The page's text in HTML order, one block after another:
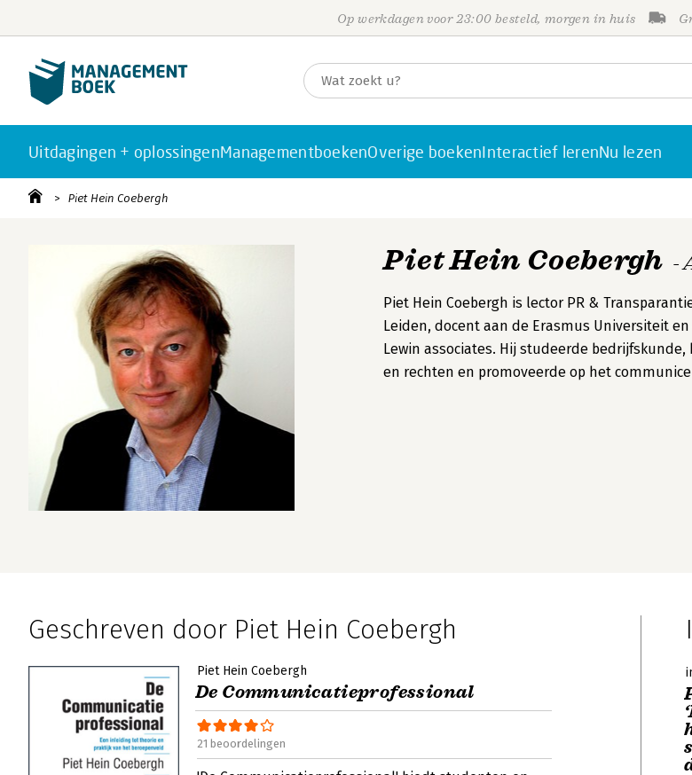
Op werkdagen voor 23:00 besteld, morgen in huis
Uitdagingen + oplossingenManagementboekenOverige boekenInteractief lerenNu lezen
Piet Hein Coebergh
Piet Hein Coebergh -
Piet Hein Coebergh is lector PR &
Leiden, docent aan de Erasmus Universiteit
Lewin associates. Hij studeerde
en rechten en promoveerde op het
Geschreven door Piet Hein Coebergh
Piet Hein Coebergh
De Communicatieprofessional
21 beoordelingen